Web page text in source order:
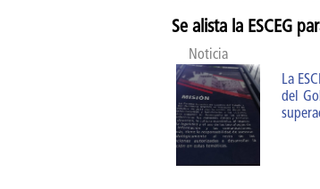
Se alista la ESCEG
Noticia
La
del